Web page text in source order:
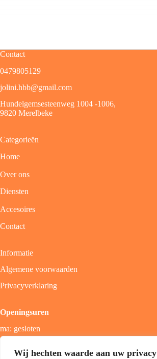
Wij hechten waarde aan uw privacy
Contact
0479805129
jolini.hbb@gmail.com
Hundelgemsesteenweg 1004 -1006,
9820 Merelbeke
Categorieën
Home
Over ons
Diensten
Accesoires
Contact
Informatie
Algemene voorwaarden
Privacyverklaring
Openingsuren
ma: gesloten